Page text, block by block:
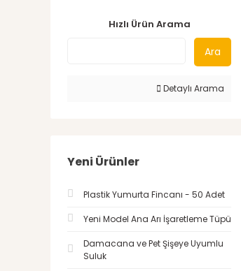
Hızlı Ürün Arama
Ara
Detaylı Arama
Yeni Ürünler
Plastik Yumurta Fincanı - 50 Adet
Yeni Model Ana Arı İşaretleme Tüpü
Damacana ve Pet Şişeye Uyumlu
Suluk